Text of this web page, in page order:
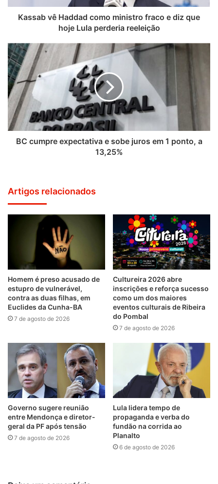
Kassab vê Haddad como ministro fraco e diz que
hoje Lula perderia reeleição
BC cumpre expectativa e sobe juros em 1 ponto, a
13,25%
Artigos relacionados
Homem é preso acusado de
estupro de vulnerável,
contra as duas filhas, em
Euclides da Cunha-BA
7 de agosto de 2026
Cultureira 2026 abre
inscrições e reforça sucesso
como um dos maiores
eventos culturais de Ribeira
do Pombal
7 de agosto de 2026
Governo sugere reunião
entre Mendonça e diretor-
geral da PF após tensão
7 de agosto de 2026
Lula lidera tempo de
propaganda e verba do
fundão na corrida ao
Planalto
6 de agosto de 2026